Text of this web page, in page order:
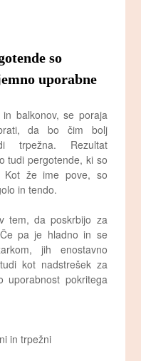
so
uporabne
balkonov, se poraja
da bo čim bolj
trpežna. Rezultat
tudi pergotende, ki so
Kot že ime pove, so
in tendo.
tem, da poskrbijo za
pa je hladno in se
jih enostavno
kot nadstrešek za
uporabnost pokritega
in trpežni